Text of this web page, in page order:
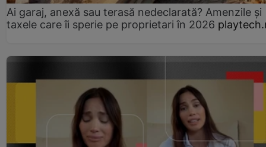
Ai garaj, anexă sau terasă nedeclarată? Amenzile și
taxele care îi sperie pe proprietari în 2026